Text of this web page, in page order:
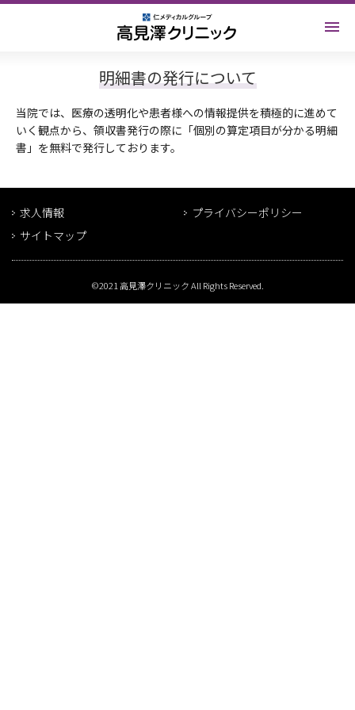
明細書の発行について
当院では、医療の透明化や患者様への情報提供を積極的に進めて
いく観点から、領収書発行の際に「個別の算定項目が分かる明細
書」を無料で発行しております。
求人情報
プライバシーポリシー
サイトマップ
©2021 高見澤クリニック All Rights Reserved.